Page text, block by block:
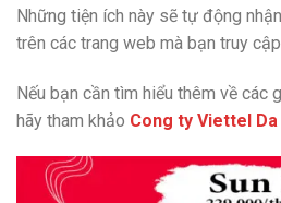
Những tiện ích này sẽ tự động
trên các trang web mà bạn truy cập.
Nếu bạn cần tìm hiểu thêm về các
hãy tham khảo Cong ty Viettel Da